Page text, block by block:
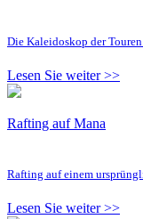
Die Kaleidoskop der
Lesen Sie weiter >>
Rafting auf Mana
Rafting auf einem
Lesen Sie weiter >>